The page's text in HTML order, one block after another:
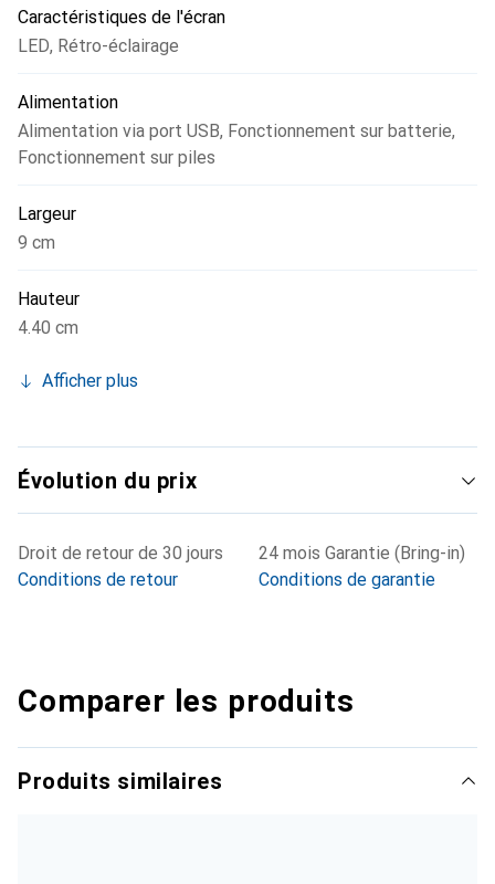
Caractéristiques de l'écran
LED, Rétro-éclairage
Alimentation
Alimentation via port USB, Fonctionnement sur batterie,
Fonctionnement sur piles
Largeur
9 cm
Hauteur
4.40 cm
Afficher plus
Évolution du prix
Droit de retour de 30 jours
Conditions de retour
24 mois Garantie (Bring-in)
Conditions de garantie
Comparer les produits
Produits similaires